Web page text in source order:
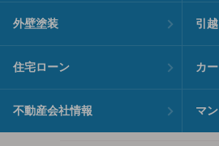
外壁塗装 引
住宅ローン カ
不動産会社情報 マ